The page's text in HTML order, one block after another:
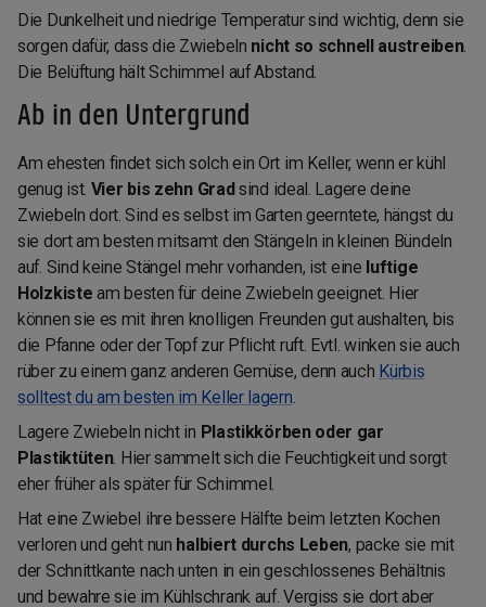
Die Dunkelheit und niedrige Temperatur sind wichtig, denn sie
sorgen dafür, dass die Zwiebeln nicht so schnell austreiben.
Die Belüftung hält Schimmel auf Abstand.
Ab in den Untergrund
Am ehesten findet sich solch ein Ort im Keller, wenn er kühl
genug ist. Vier bis zehn Grad sind ideal. Lagere deine
Zwiebeln dort. Sind es selbst im Garten geerntete, hängst du
sie dort am besten mitsamt den Stängeln in kleinen Bündeln
auf. Sind keine Stängel mehr vorhanden, ist eine luftige
Holzkiste am besten für deine Zwiebeln geeignet. Hier
können sie es mit ihren knolligen Freunden gut aushalten, bis
die Pfanne oder der Topf zur Pflicht ruft. Evtl. winken sie auch
rüber zu einem ganz anderen Gemüse, denn auch Kürbis
solltest du am besten im Keller lagern.
Lagere Zwiebeln nicht in Plastikkörben oder gar
Plastiktüten. Hier sammelt sich die Feuchtigkeit und sorgt
eher früher als später für Schimmel.
Hat eine Zwiebel ihre bessere Hälfte beim letzten Kochen
verloren und geht nun halbiert durchs Leben, packe sie mit
der Schnittkante nach unten in ein geschlossenes Behältnis
und bewahre sie im Kühlschrank auf. Vergiss sie dort aber